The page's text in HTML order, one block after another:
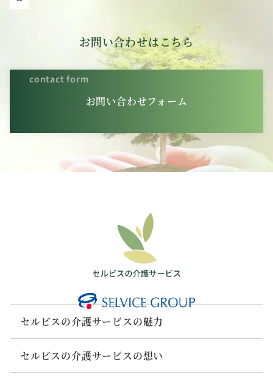
お問い合わせはこちら
contact form
お問い合わせフォーム
セルビスの介護サービスの魅力
セルビスの介護サービスの想い